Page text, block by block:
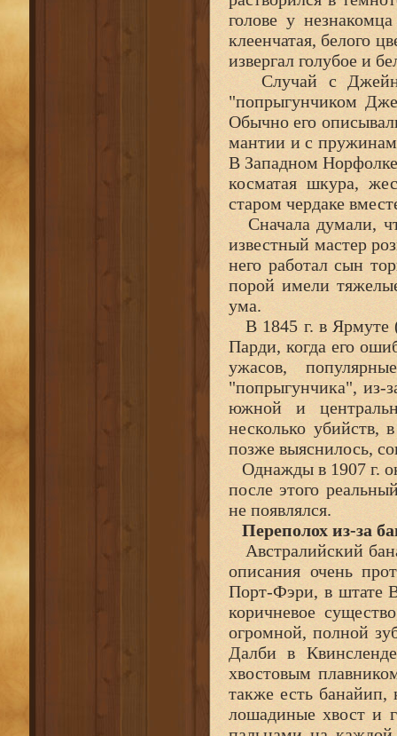
голове у
клеенчатая, белого
извергал голубое и
Случай с Джейн
"попрыгунчиком
Обычно его
мантии и с
В Западном
косматая шкура,
старом чердаке
Сначала думали,
известный мастер
него работал сын
порой имели
ума.
В 1845 г. в Ярмуте
Парди, когда его
ужасов,
"попрыгунчика", из-
южной и
несколько убийств,
позже выяснилось,
Однажды в 1907 г.
после этого
не появлялся.
Переполох из-за
Австралийский
описания очень
Порт-Фэри, в штате
коричневое
огромной, полной
Далби в
хвостовым
также есть банайип,
лошадиные хвост и